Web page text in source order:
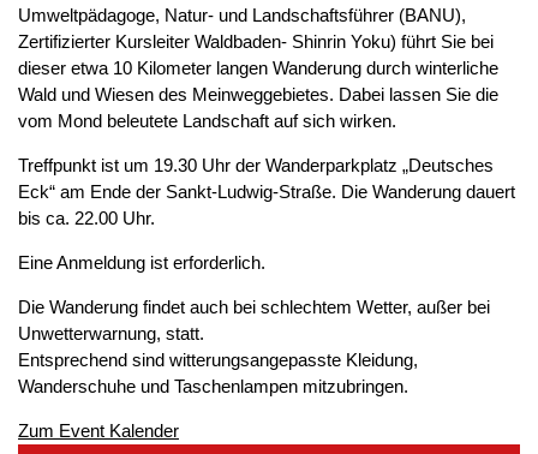
Umweltpädagoge, Natur- und Landschaftsführer (BANU),
Zertifizierter Kursleiter Waldbaden- Shinrin Yoku) führt Sie bei
dieser etwa 10 Kilometer langen Wanderung durch winterliche
Wald und Wiesen des Meinweggebietes. Dabei lassen Sie die
vom Mond beleutete Landschaft auf sich wirken.
Treffpunkt ist um 19.30 Uhr der Wanderparkplatz „Deutsches
Eck“ am Ende der Sankt-Ludwig-Straße. Die Wanderung dauert
bis ca. 22.00 Uhr.
Eine Anmeldung ist erforderlich.
Die Wanderung findet auch bei schlechtem Wetter, außer bei
Unwetterwarnung, statt.
Entsprechend sind witterungsangepasste Kleidung,
Wanderschuhe und Taschenlampen mitzubringen.
Zum Event Kalender